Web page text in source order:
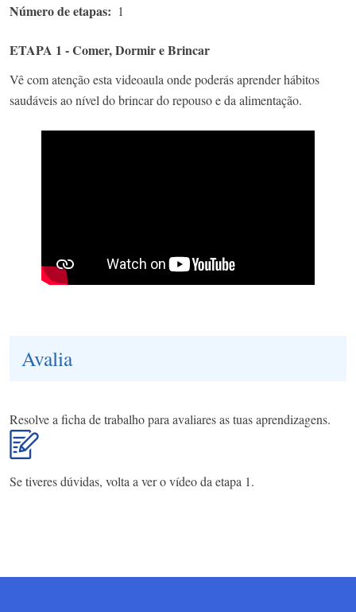
Número de etapas 1
ETAPA 1 - Comer, Dormir e Brincar
Vê com atenção esta videoaula onde poderás aprender hábitos
saudáveis ao nível do brincar do repouso e da alimentação.
Avalia
Resolve a ficha de trabalho para avaliares as tuas aprendizagens.
Se tiveres dúvidas, volta a ver o vídeo da etapa 1.